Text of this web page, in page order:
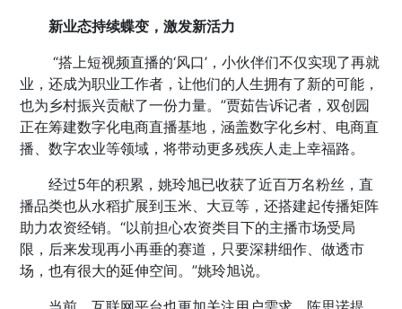
新业态持续蝶变，激发新活力
“搭上短视频直播的‘风口’，小伙伴们不仅实现了再就
业，还成为职业工作者，让他们的人生拥有了新的可能，
也为乡村振兴贡献了一份力量。”贾茹告诉记者，双创园
正在筹建数字化电商直播基地，涵盖数字化乡村、电商直
播、数字农业等领域，将带动更多残疾人走上幸福路。
经过5年的积累，姚玲旭已收获了近百万名粉丝，直
播品类也从水稻扩展到玉米、大豆等，还搭建起传播矩阵
助力农资经销。“以前担心农资类目下的主播市场受局
限，后来发现再小再垂的赛道，只要深耕细作、做透市
场，也有很大的延伸空间。”姚玲旭说。